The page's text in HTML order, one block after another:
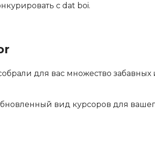
с dat boi.
для вас множество забавных
вид курсоров для